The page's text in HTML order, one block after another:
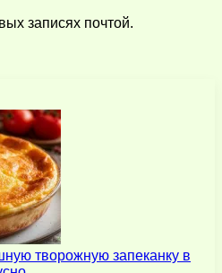
записях почтой.
творожную запеканку в